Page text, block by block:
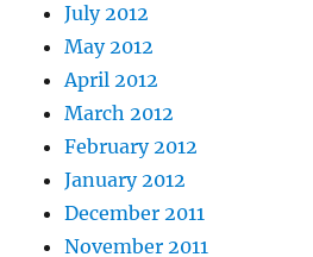
July 2012
May 2012
April 2012
March 2012
February 2012
January 2012
December 2011
November 2011